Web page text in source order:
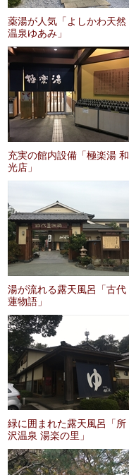
薬湯が人気「よしかわ天然
温泉ゆあみ」
充実の館内設備「極楽湯 和
光店」
湯が流れる露天風呂「古代
蓮物語」
緑に囲まれた露天風呂「所
沢温泉 湯楽の里」